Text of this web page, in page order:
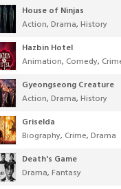
House of Ninjas
Action, Drama, History
Hazbin Hotel
Animation, Comedy,
Gyeongseong Creature
Action, Drama, History
Griselda
Biography, Crime, Drama
Death's Game
Drama, Fantasy